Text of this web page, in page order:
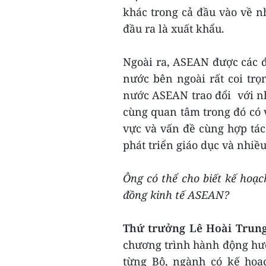
khác trong cả đầu vào về
đầu ra là xuất khẩu.
Ngoài ra, ASEAN được các
nước bên ngoài rất coi
nước ASEAN trao đổi với
cùng quan tâm trong đó
vực và vấn đề cùng hợp
phát triển giáo dục và
Ông có thể cho biết kế
đồng kinh tế ASEAN?
Thứ trưởng Lê Hoài
chương trình hành động
từng Bộ, ngành có kế